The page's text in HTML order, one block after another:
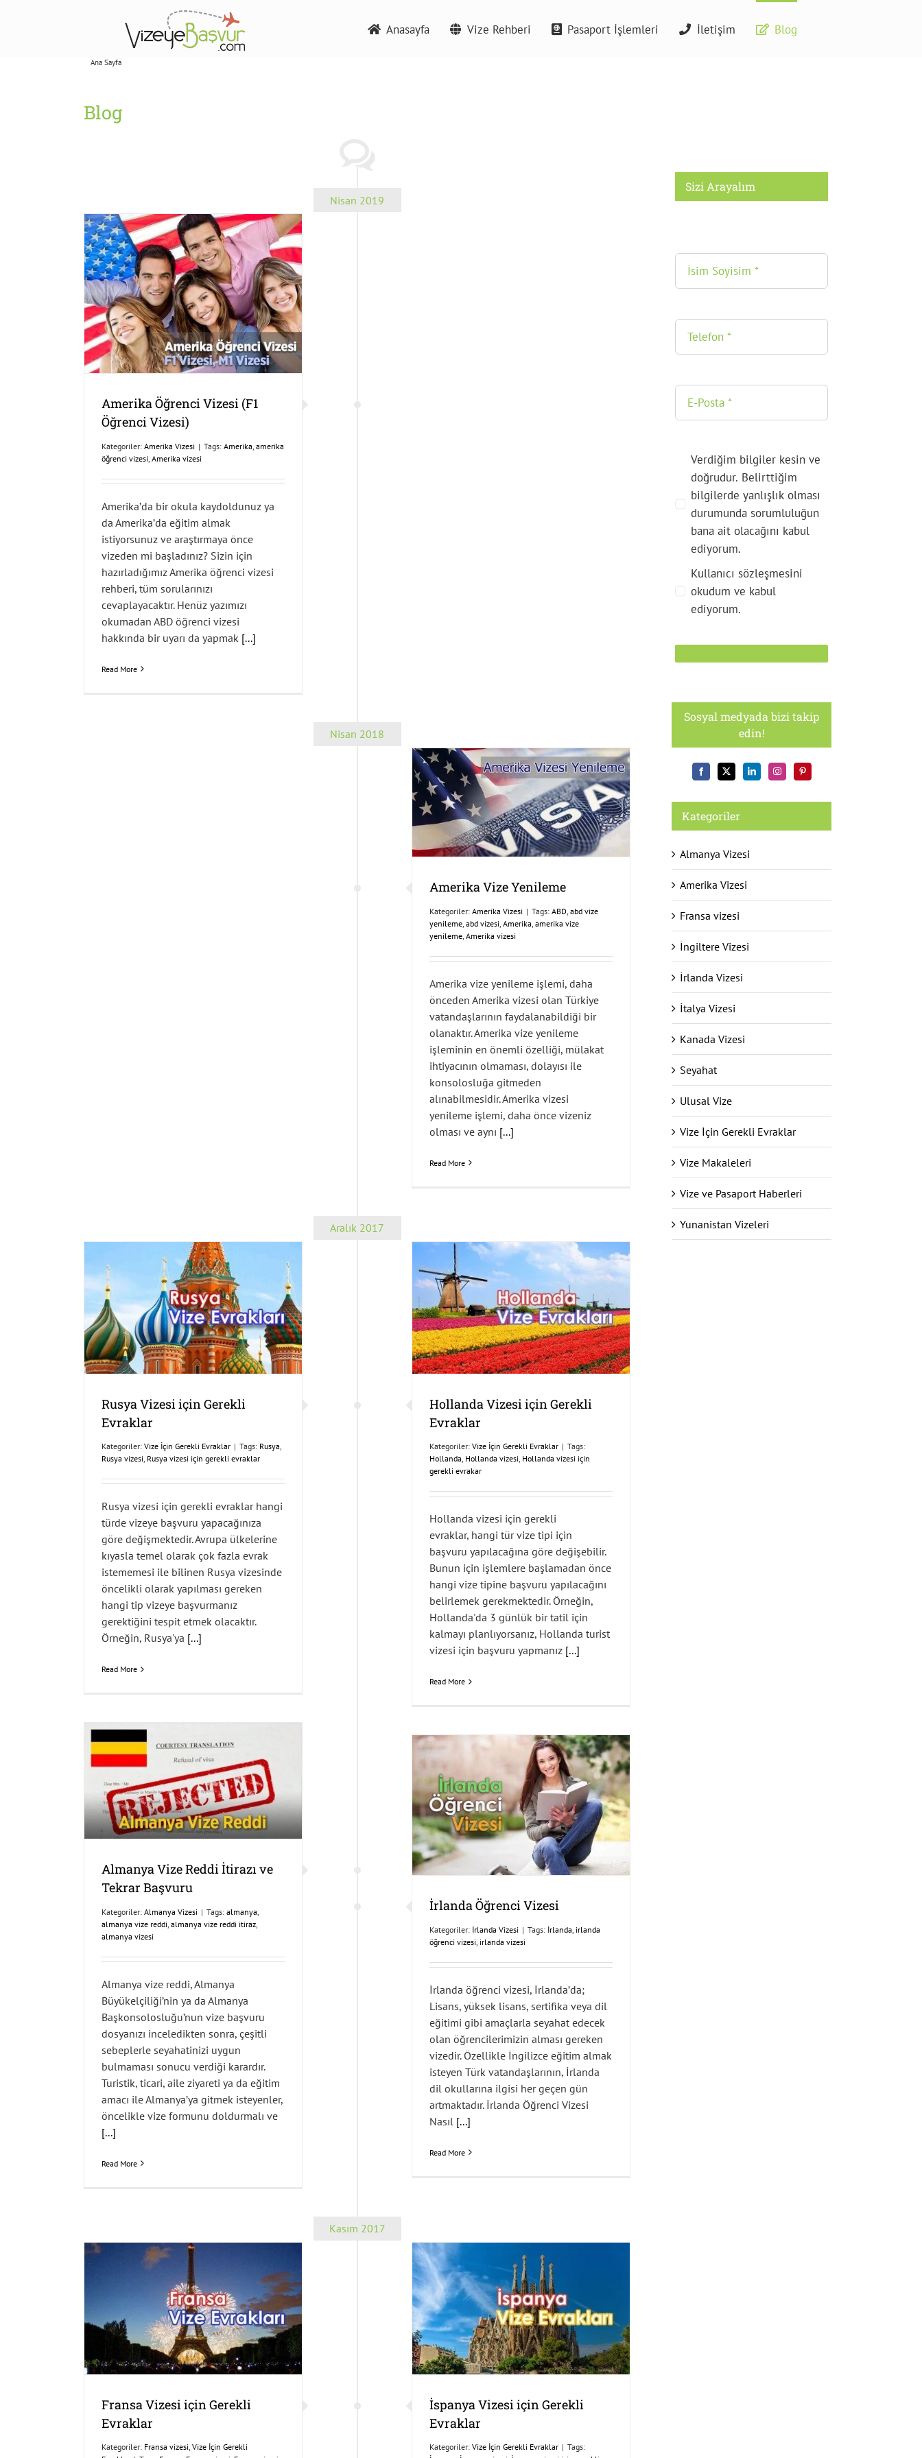
Anasayfa Vize Rehberi Pasaport İşlemleri İletişim Blog
Blog
Ana Sayfa
Nisan 2019
Amerika Öğrenci Vizesi (F1
Öğrenci Vizesi)
Kategoriler: Amerika Vizesi | Tags: Amerika amerika
öğrenci vizesi Amerika vizesi
Amerika’da bir okula kaydoldunuz ya
da Amerika’da eğitim almak
istiyorsunuz ve araştırmaya önce
vizeden mi başladınız? Sizin için
hazırladığımız Amerika öğrenci vizesi
rehberi, tüm sorularınızı
cevaplayacaktır. Henüz yazımızı
okumadan ABD öğrenci vizesi
hakkında bir uyarı da yapmak [...]
Read More
Nisan 2018
Amerika Vize Yenileme
Kategoriler:Amerika Vizesi | Tags:ABD ,abd vize
yenileme ,abd vizesi ,Amerika ,amerika vize
yenileme ,Amerika vizesi
Amerika vize yenileme işlemi, daha
önceden Amerika vizesi olan Türkiye
vatandaşlarının faydalanabildiği bir
olanaktır. Amerika vize yenileme
işleminin en önemli özelliği, mülakat
ihtiyacının olmaması, dolayısı ile
konsolosluğa gitmeden
alınabilmesidir. Amerika vizesi
yenileme işlemi, daha önce vizeniz
olması ve aynı [...]
Read More
Aralık 2017
Rusya Vizesi için Gerekli
Evraklar
Kategoriler: Vize İçin Gerekli Evraklar | Tags: Rusya,
Rusya vizesi, Rusya vizesi için gerekli evraklar
Rusya vizesi için gerekli evraklar hangi
türde vizeye başvuru yapacağınıza
göre değişmektedir. Avrupa ülkelerine
kıyasla temel olarak çok fazla evrak
istememesi ile bilinen Rusya vizesinde
öncelikli olarak yapılması gereken
hangi tip vizeye başvurmanız
gerektiğini tespit etmek olacaktır.
Örneğin, Rusya'ya [...]
Read More
Hollanda Vizesi için Gerekli
Evraklar
Kategoriler:Vize İçin Gerekli Evraklar | Tags:
Hollanda, Hollanda vizesi, Hollanda vizesi için
gerekli evrakar
Hollanda vizesi için gerekli
evraklar, hangi tür vize tipi için
başvuru yapılacağına göre değişebilir.
Bunun için işlemlere başlamadan önce
hangi vize tipine başvuru yapılacağını
belirlemek gerekmektedir. Örneğin,
Hollanda'da 3 günlük bir tatil için
kalmayı planlıyorsanız, Hollanda turist
vizesi için başvuru yapmanız [...]
Read More
Almanya Vize Reddi İtirazı ve
Tekrar Başvuru
Kategoriler: Almanya Vizesi | Tags: almanya
almanya vize reddi almanya vize reddi itiraz
almanya vizesi
Almanya vize reddi, Almanya
Büyükelçiliği’nin ya da Almanya
Başkonsolosluğu’nun vize başvuru
dosyanızı inceledikten sonra, çeşitli
sebeplerle seyahatinizi uygun
bulmaması sonucu verdiği karardır.
Turistik, ticari, aile ziyareti ya da eğitim
amacı ile Almanya’ya gitmek isteyenler,
öncelikle vize formunu doldurmalı ve
[...]
Read More
İrlanda Öğrenci Vizesi
Kategoriler: İrlanda Vizesi | Tags: İrlanda irlanda
öğrenci vizesi irlanda vizesi
İrlanda öğrenci vizesi, İrlanda’da;
Lisans, yüksek lisans, sertifika veya dil
eğitimi gibi amaçlarla seyahat edecek
olan öğrencilerimizin alması gereken
vizedir. Özellikle İngilizce eğitim almak
isteyen Türk vatandaşlarının, İrlanda
dil okullarına ilgisi her geçen gün
artmaktadır. İrlanda Öğrenci Vizesi
Nasıl [...]
Read More
Kasım 2017
Fransa Vizesi için Gerekli
Evraklar
Kategoriler: Fransa vizesi, Vize İçin Gerekli
İspanya Vizesi için Gerekli
Evraklar
Kategoriler:Vize İçin Gerekli Evraklar | Tags:
Sizi Arayalım
Verdiğim bilgiler kesin ve
doğrudur. Belirttiğim
bilgilerde yanlışlık olması
durumunda sorumluluğun
bana ait olacağını kabul
ediyorum.
Kullanıcı sözleşmesini
okudum ve kabul
ediyorum.
Sosyal medyada bizi takip
edin!
Kategoriler
Almanya Vizesi
Amerika Vizesi
Fransa vizesi
İngiltere Vizesi
İrlanda Vizesi
İtalya Vizesi
Kanada Vizesi
Seyahat
Ulusal Vize
Vize İçin Gerekli Evraklar
Vize Makaleleri
Vize ve Pasaport Haberleri
Yunanistan Vizeleri